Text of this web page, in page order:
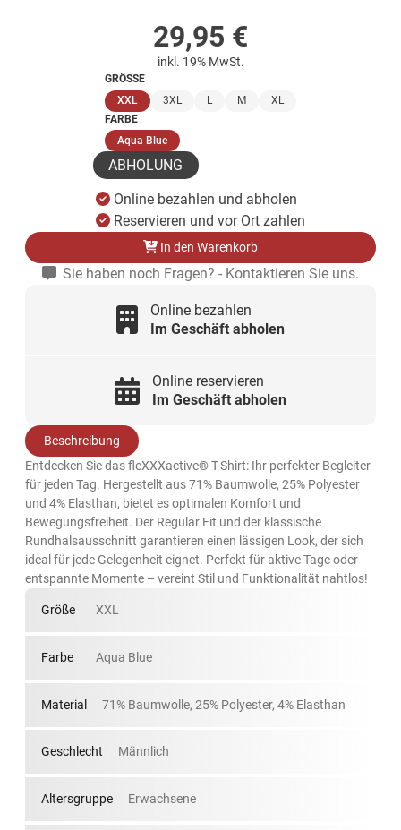
29,95 €
inkl. 19% MwSt.
GRÖSSE
XXL(ausgewählt)
3XL L M
XL
FARBE
Aqua Blue(ausgewählt)
ABHOLUNG
Online bezahlen und abholen
Reservieren und vor Ort zahlen
In den Warenkorb
Sie haben noch Fragen? - Kontaktieren Sie uns.
Online bezahlen
Im Geschäft abholen
Online reservieren
Im Geschäft abholen
Beschreibung
Entdecken Sie das fleXXXactive® T-Shirt: Ihr perfekter Begleiter
für jeden Tag. Hergestellt aus 71% Baumwolle, 25% Polyester
und 4% Elasthan, bietet es optimalen Komfort und
Bewegungsfreiheit. Der Regular Fit und der klassische
Rundhalsausschnitt garantieren einen lässigen Look, der sich
ideal für jede Gelegenheit eignet. Perfekt für aktive Tage oder
entspannte Momente – vereint Stil und Funktionalität nahtlos!
Größe XXL
Farbe Aqua Blue
Material 71% Baumwolle, 25% Polyester, 4% Elasthan
Geschlecht Männlich
Altersgruppe Erwachsene